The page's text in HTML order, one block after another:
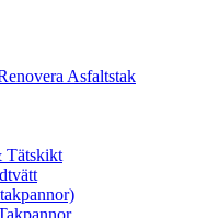
Asfaltstak
Tätskikt